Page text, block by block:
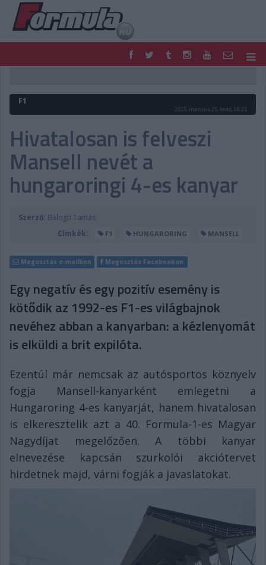
FORMULA
MOTOR
PODCAST
SHOP
LIVE
DIGITÁLIS MAGAZIN
PONTÁLLÁSOK
VERSENYNAPTÁRAK
F1
2025. március 25. kedd, 08:25
Hivatalosan is felveszi
Mansell nevét a
hungaroringi 4-es kanyar
Szerző: Balogh Tamás
Címkék:
F1 HUNGARORING MANSELL
Megosztás e-mailben Megosztás Facebookon
Egy negatív és egy pozitív esemény is
kötődik az 1992-es F1-es világbajnok
nevéhez abban a kanyarban: a kézlenyomát
is elküldi a brit expilóta.
Ezentúl már nemcsak az autósportos köznyelv
fogja Mansell-kanyarként emlegetni a
Hungaroring 4-es kanyarját, hanem hivatalosan
is elkeresztelik azt a 40. Formula-1-es Magyar
Nagydíjat megelőzően. A többi kanyar
elnevezése kapcsán szurkolói akciótervet
hirdetnek majd, várni fogják a javaslatokat.